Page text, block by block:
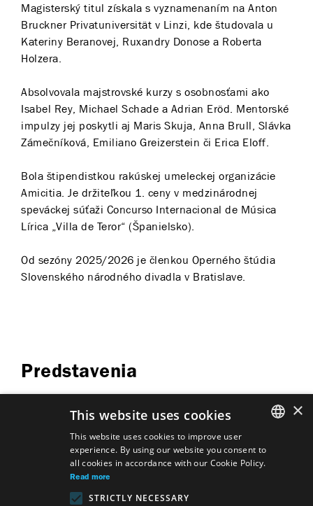
Magisterský titul získala s vyznamenaním na Anton
Bruckner Privatuniversität v Linzi, kde študovala u
Kateriny Beranovej, Ruxandry Donose a Roberta
Holzera.
Absolvovala majstrovské kurzy s osobnosťami ako
Isabel Rey, Michael Schade a Adrian Eröd. Mentorské
impulzy jej poskytli aj Maris Skuja, Anna Brull, Slávka
Zámečníková, Emiliano Greizerstein či Erica Eloff.
Bola štipendistkou rakúskej umeleckej organizácie
Amicitia. Je držiteľkou 1. ceny v medzinárodnej
speváckej súťaži Concurso Internacional de Música
Lírica „Villa de Teror“ (Španielsko).
Od sezóny 2025/2026 je členkou Operného štúdia
Slovenského národného divadla v Bratislave.
Predstavenia
Performers The Christmas Concert of the SND
Veľkonočný koncert Operného
SLOVAK
×
This website uses cookies
This website uses cookies to improve user
experience. By using our website you consent to
all cookies in accordance with our Cookie Policy.
Read more
STRICTLY NECESSARY